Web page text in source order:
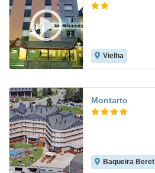
Vielha
Montarto
Baqueira Beret